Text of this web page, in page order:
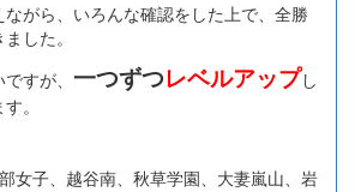
がら、いろんな確認をした上で、全勝
した。
すが、 一つずつレベルアップし
。
女子、越谷南、秋草学園、大妻嵐山、岩